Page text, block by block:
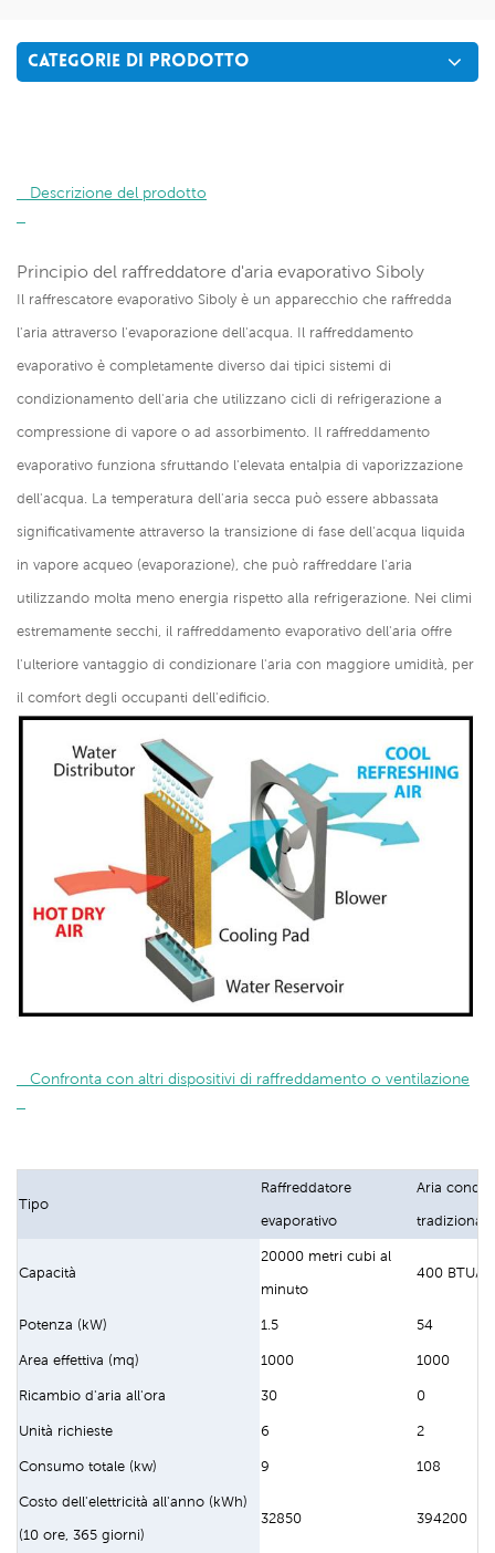
CATEGORIE DI PRODOTTO
Principio del raffreddatore d'aria evaporativo Siboly
Il raffrescatore evaporativo Siboly è un apparecchio che raffredda
l'aria attraverso l'evaporazione dell'acqua. Il raffreddamento
evaporativo è completamente diverso dai tipici sistemi di
condizionamento dell'aria che utilizzano cicli di refrigerazione a
compressione di vapore o ad assorbimento. Il raffreddamento
evaporativo funziona sfruttando l'elevata entalpia di vaporizzazione
dell'acqua. La temperatura dell'aria secca può essere abbassata
significativamente attraverso la transizione di fase dell'acqua liquida
in vapore acqueo (evaporazione), che può raffreddare l'aria
utilizzando molta meno energia rispetto alla refrigerazione. Nei climi
estremamente secchi, il raffreddamento evaporativo dell'aria offre
l'ulteriore vantaggio di condizionare l'aria con maggiore umidità, per
il comfort degli occupanti dell'edificio.
Tipo
Raffreddatore
evaporativo
Aria
tradizionale
Capacità
20000 metri cubi al
minuto
400 BTU/
Potenza (kW) 1.5 54
Area effettiva (mq) 1000 1000
Ricambio d'aria all'ora 30 0
Unità richieste 6 2
Consumo totale (kw) 9 108
Costo dell'elettricità all'anno (kWh)
(10 ore, 365 giorni)
32850 394200